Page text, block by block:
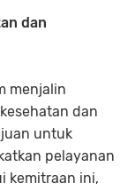
dan
menjalin
dan
untuk
pelayanan
kemitraan ini,